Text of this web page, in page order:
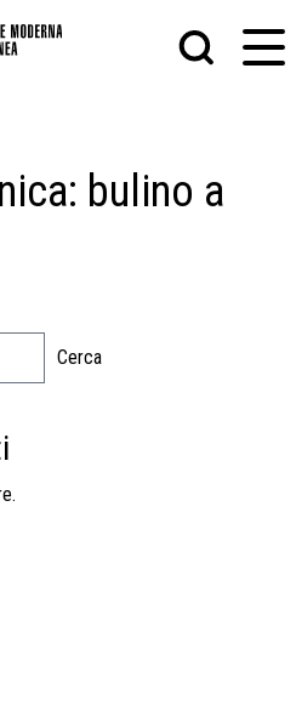
GRAFICA
PITTURA
bulino a
Cerca